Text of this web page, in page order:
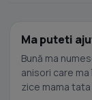
Ma puteti
Bună ma
anisori care